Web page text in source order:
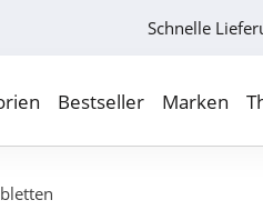
Schnelle
Bestseller Marken